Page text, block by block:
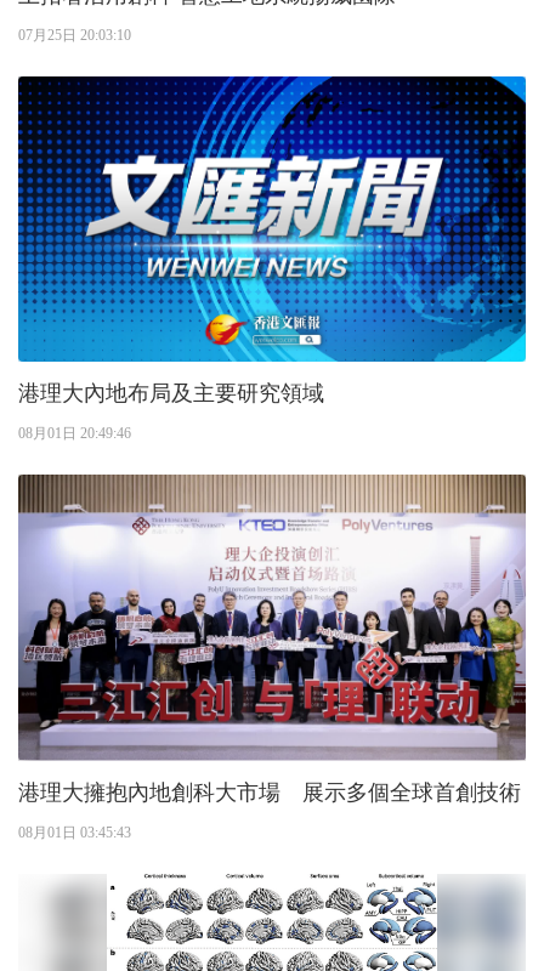
07月25日 20:03:10
港理大內地布局及主要研究領域
08月01日 20:49:46
港理大擁抱內地創科大市場 展示多個全球首創技術
08月01日 03:45:43